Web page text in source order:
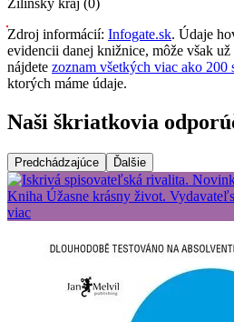
Zdroj informácií: Infogate.sk. Údaje
evidencii danej knižnice, môže však
nájdete zoznam všetkých viac ako
ktorých máme údaje.
Naši škriatkovia
Predchádzajúce Ďalšie